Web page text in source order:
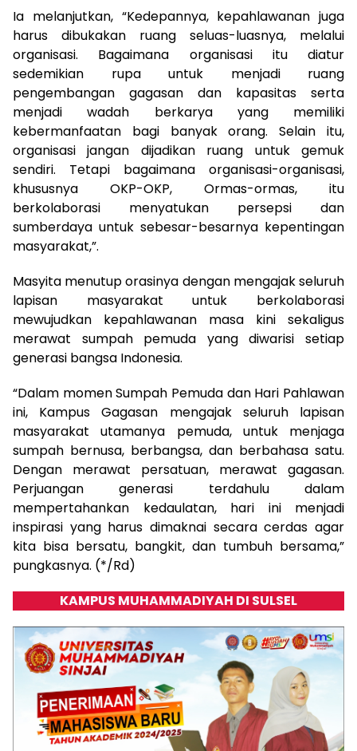
Ia melanjutkan, “Kedepannya, kepahlawanan juga
harus dibukakan ruang seluas-luasnya, melalui
organisasi. Bagaimana organisasi itu diatur
sedemikian rupa untuk menjadi ruang
pengembangan gagasan dan kapasitas serta
menjadi wadah berkarya yang memiliki
kebermanfaatan bagi banyak orang. Selain itu,
organisasi jangan dijadikan ruang untuk gemuk
sendiri. Tetapi bagaimana organisasi-organisasi,
khususnya OKP-OKP, Ormas-ormas, itu
berkolaborasi menyatukan persepsi dan
sumberdaya untuk sebesar-besarnya kepentingan
masyarakat,”.
Masyita menutup orasinya dengan mengajak seluruh
lapisan masyarakat untuk berkolaborasi
mewujudkan kepahlawanan masa kini sekaligus
merawat sumpah pemuda yang diwarisi setiap
generasi bangsa Indonesia.
“Dalam momen Sumpah Pemuda dan Hari Pahlawan
ini, Kampus Gagasan mengajak seluruh lapisan
masyarakat utamanya pemuda, untuk menjaga
sumpah bernusa, berbangsa, dan berbahasa satu.
Dengan merawat persatuan, merawat gagasan.
Perjuangan generasi terdahulu dalam
mempertahankan kedaulatan, hari ini menjadi
inspirasi yang harus dimaknai secara cerdas agar
kita bisa bersatu, bangkit, dan tumbuh bersama,”
pungkasnya. (*/Rd)
KAMPUS MUHAMMADIYAH DI SULSEL